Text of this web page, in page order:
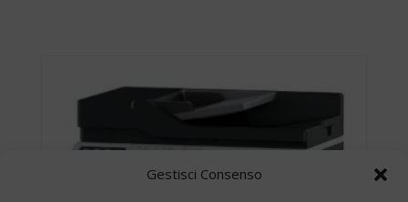
Gestisci Consenso